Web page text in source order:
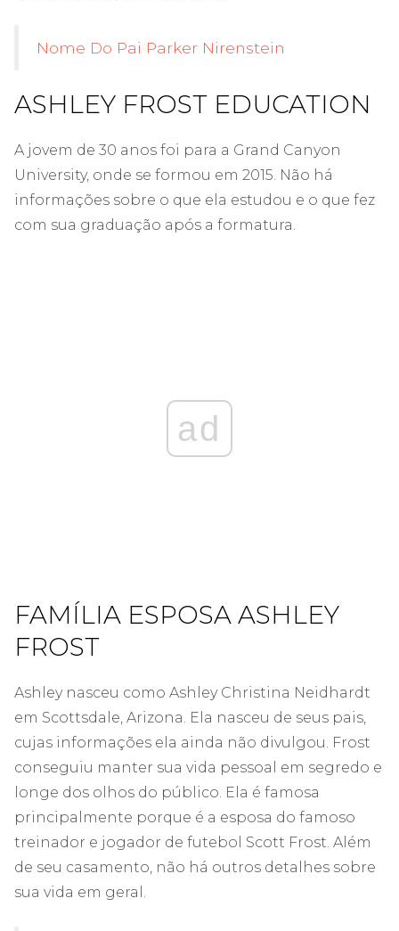
Nome Do Pai Parker Nirenstein
ASHLEY FROST EDUCATION
A jovem de 30 anos foi para a Grand Canyon
University, onde se formou em 2015. Não há
informações sobre o que ela estudou e o que fez
com sua graduação após a formatura.
ad
FAMÍLIA ESPOSA ASHLEY
FROST
Ashley nasceu como Ashley Christina Neidhardt
em Scottsdale, Arizona. Ela nasceu de seus pais,
cujas informações ela ainda não divulgou. Frost
conseguiu manter sua vida pessoal em segredo e
longe dos olhos do público. Ela é famosa
principalmente porque é a esposa do famoso
treinador e jogador de futebol Scott Frost. Além
de seu casamento, não há outros detalhes sobre
sua vida em geral.